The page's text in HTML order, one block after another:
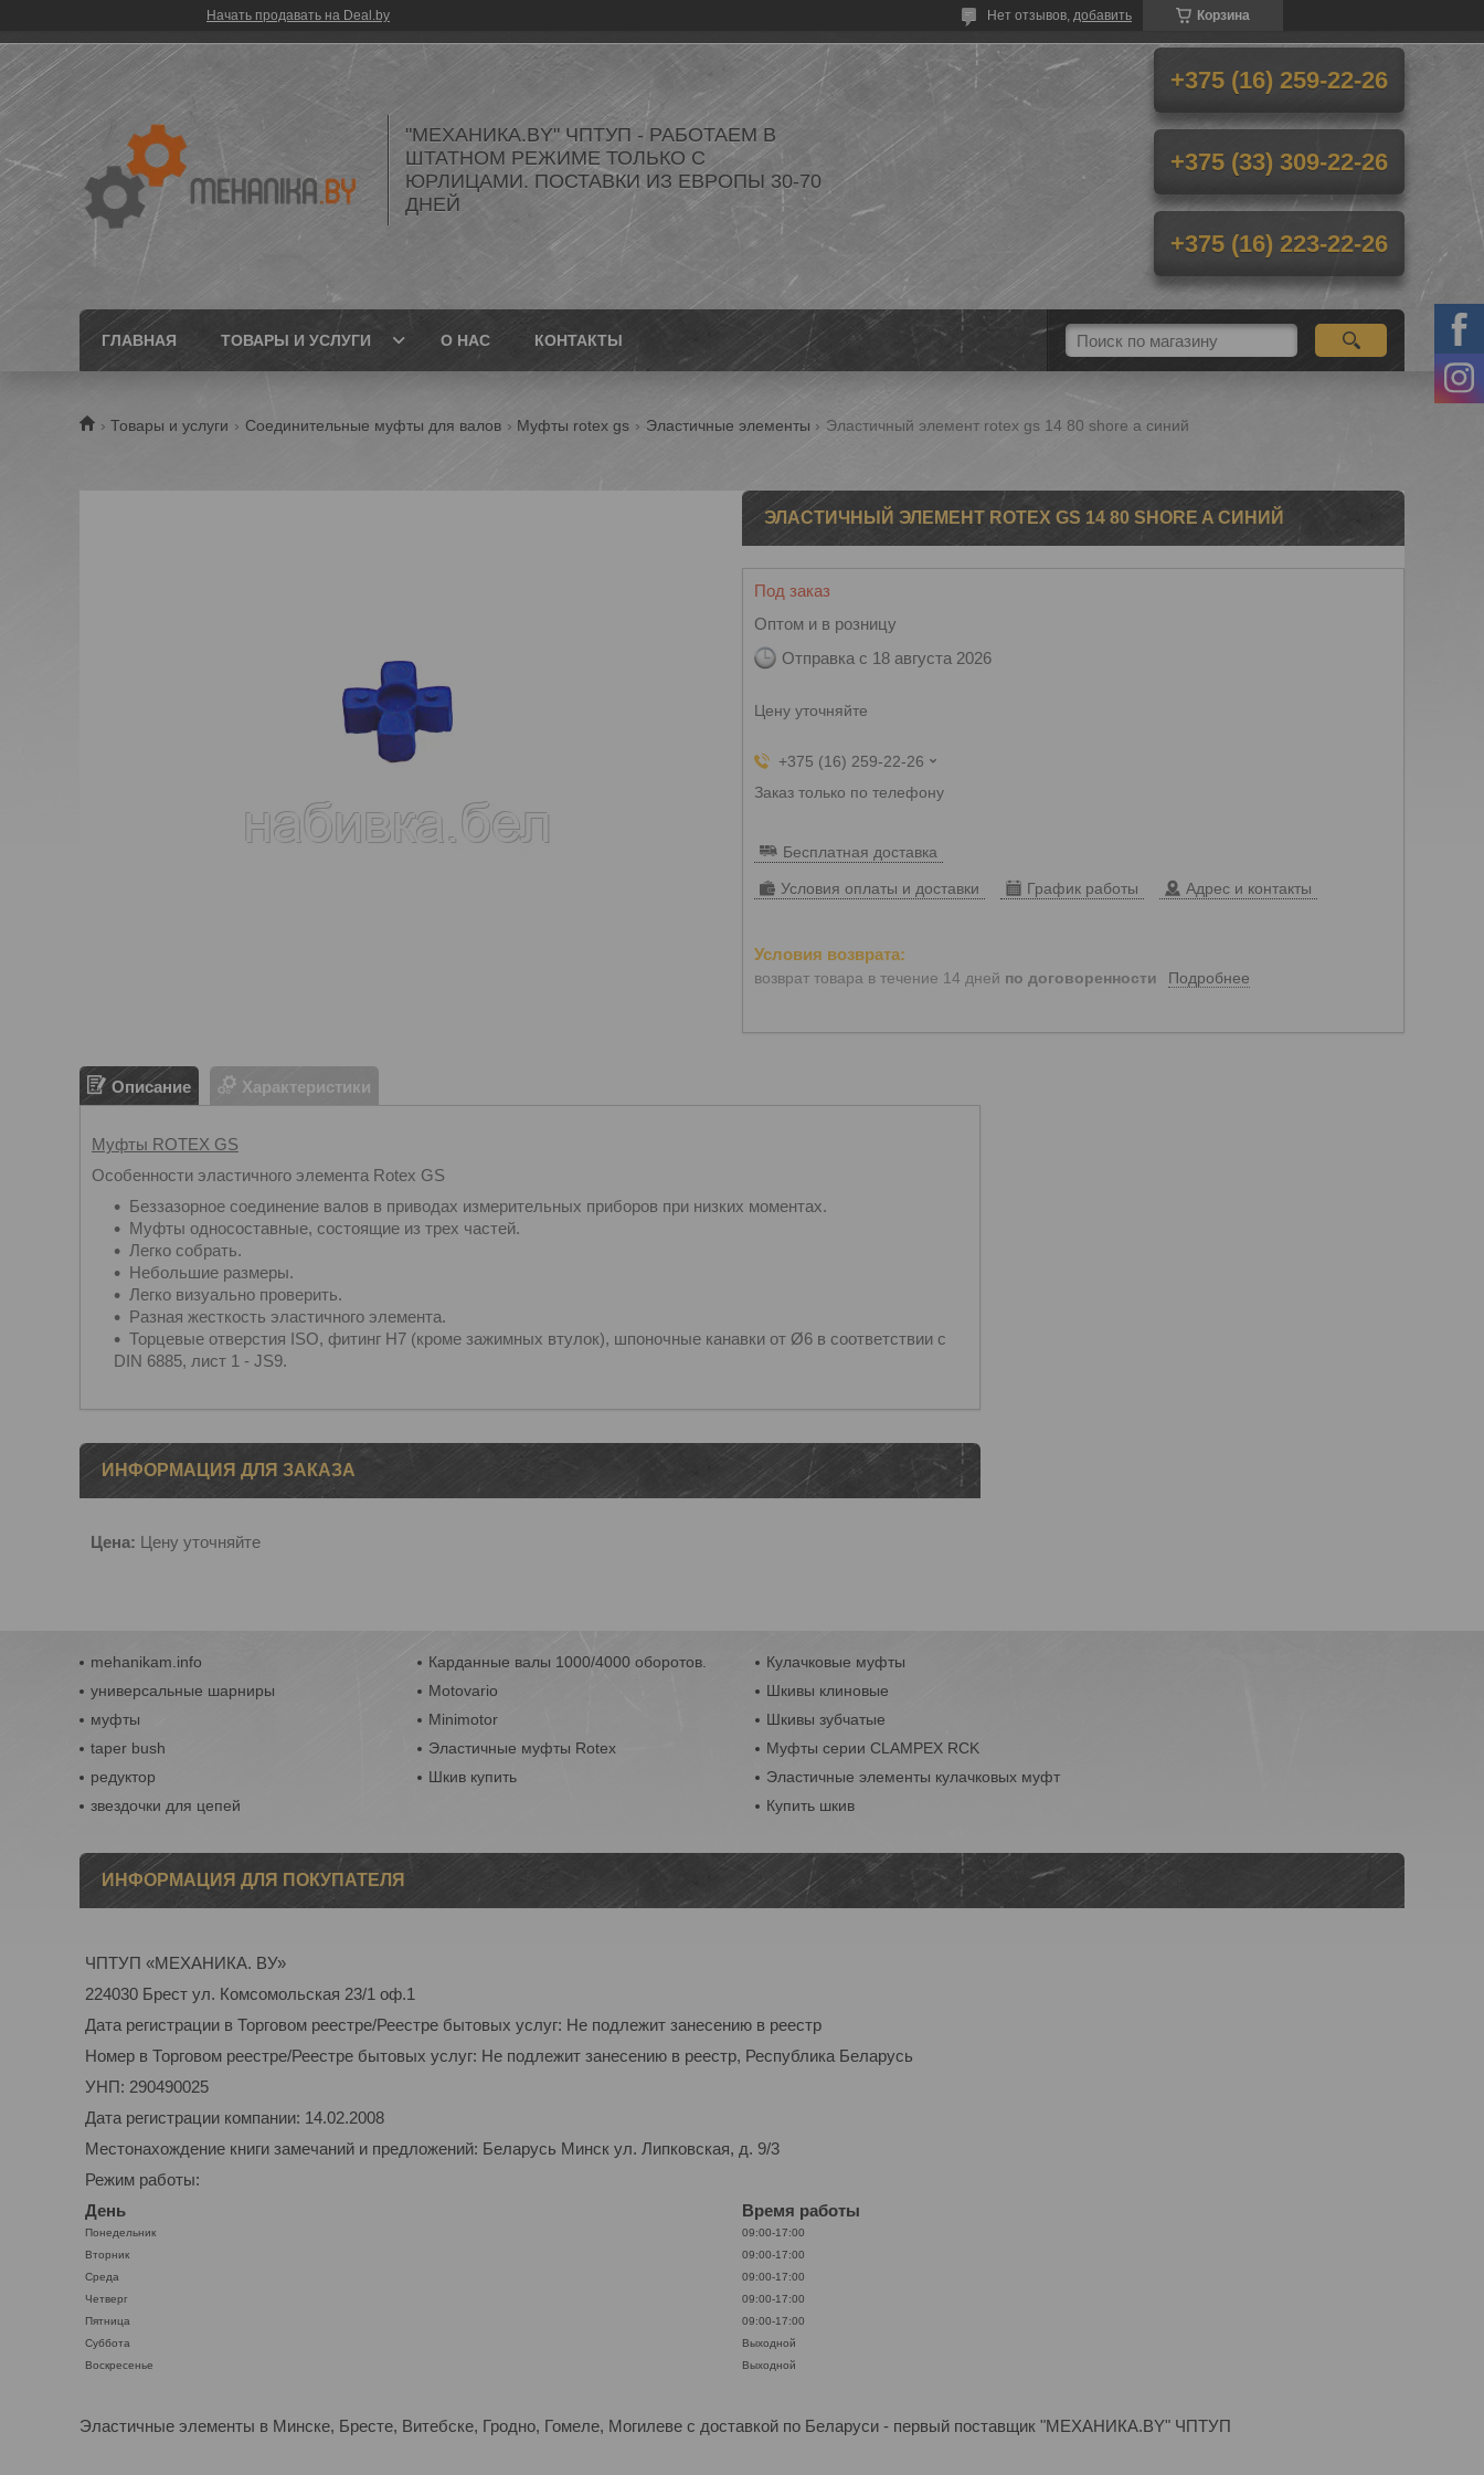
Начать продавать на Deal.by Корзина
Нет отзывов, добавить
"МЕХАНИКА.BY" ЧПТУП - РАБОТАЕМ В
ШТАТНОМ РЕЖИМЕ ТОЛЬКО С
ЮРЛИЦАМИ. ПОСТАВКИ ИЗ ЕВРОПЫ 30-70
ДНЕЙ
+375 (16) 259-22-26
+375 (33) 309-22-26
+375 (16) 223-22-26
ГЛАВНАЯ ТОВАРЫ И УСЛУГИ О НАС КОНТАКТЫ
Товары и услуги Соединительные муфты для валов Муфты rotex gs Эластичные элементы Эластичный элемент rotex gs 14 80 shore a синий
ЭЛАСТИЧНЫЙ ЭЛЕМЕНТ ROTEX GS 14 80 SHORE A СИНИЙ
Под заказ
Оптом и в розницу
Отправка с 18 августа 2026
Цену уточняйте
+375 (16) 259-22-26
Заказ только по телефону
Бесплатная доставка
Условия оплаты и доставки График работы Адрес и контакты
возврат товара в течение 14 дней по договоренности Подробнее
Описание Характеристики
Муфты ROTEX GS
Особенности эластичного элемента Rotex GS
Беззазорное соединение валов в приводах измерительных приборов при низких моментах.
Муфты односоставные, состоящие из трех частей.
Легко собрать.
Небольшие размеры.
Легко визуально проверить.
Разная жесткость эластичного элемента.
Торцевые отверстия ISO, фитинг H7 (кроме зажимных втулок), шпоночные канавки от Ø6 в соответствии с
DIN 6885, лист 1 - JS9.
ИНФОРМАЦИЯ ДЛЯ ЗАКАЗА
Цена: Цену уточняйте
mehanikam.info
универсальные шарниры
муфты
taper bush
редуктор
звездочки для цепей
Карданные валы 1000/4000 оборотов.
Motovario
Minimotor
Эластичные муфты Rotex
Шкив купить
Кулачковые муфты
Шкивы клиновые
Шкивы зубчатые
Муфты серии CLAMPEX RCK
Эластичные элементы кулачковых муфт
Купить шкив
ИНФОРМАЦИЯ ДЛЯ ПОКУПАТЕЛЯ
ЧПТУП «МЕХАНИКА. ВУ»
224030 Брест ул. Комсомольская 23/1 оф.1
Дата регистрации в Торговом реестре/Реестре бытовых услуг: Не подлежит занесению в реестр
Номер в Торговом реестре/Реестре бытовых услуг: Не подлежит занесению в реестр, Республика Беларусь
УНП: 290490025
Дата регистрации компании: 14.02.2008
Местонахождение книги замечаний и предложений: Беларусь Минск ул. Липковская, д. 9/3
Режим работы:
День
Время работы
Понедельник
09:00-17:00
Вторник
09:00-17:00
Среда
09:00-17:00
Четверг
09:00-17:00
Пятница
09:00-17:00
Суббота
Выходной
Воскресенье
Выходной
Эластичные элементы в Минске, Бресте, Витебске, Гродно, Гомеле, Могилеве с доставкой по Беларуси - первый поставщик "МЕХАНИКА.BY" ЧПТУП